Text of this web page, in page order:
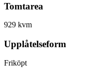
Tomtarea
929 kvm
Upplåtelseform
Friköpt